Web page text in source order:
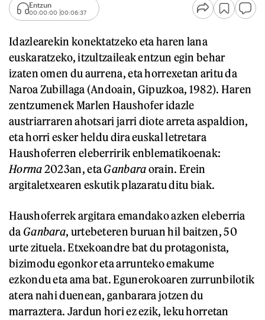
Entzun
00:00:00 00:06:37
Idazlearekin konektatzeko eta haren lana
euskaratzeko, itzultzaileak entzun egin behar
izaten omen du aurrena, eta horrexetan aritu da
Naroa Zubillaga (Andoain, Gipuzkoa, 1982). Haren
zentzumenek Marlen Haushofer idazle
austriarraren ahotsari jarri diote arreta aspaldion,
eta horri esker heldu dira euskal letretara
Haushoferren eleberririk enblematikoenak:
Horma2023an, etaGanbaraorain. Erein
argitaletxearen eskutik plazaratu ditu biak.
Haushoferrek argitara emandako azken eleberria
da Ganbara, urtebeteren buruan hil baitzen, 50
urte zituela. Etxekoandre bat du protagonista,
bizimodu egonkor eta arrunteko emakume
ezkondu eta ama bat. Egunerokoaren zurrunbilotik
atera nahi duenean, ganbarara jotzen du
marraztera. Jardun hori ez ezik, leku horretan